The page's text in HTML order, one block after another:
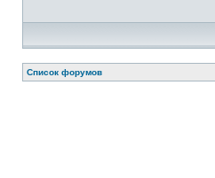
Список форумов